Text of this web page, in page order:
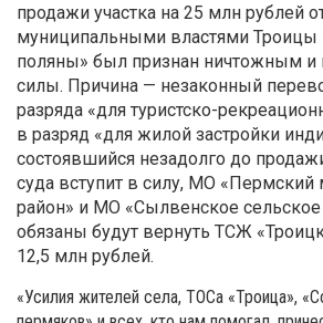
продажи участка на 25 млн рублей
муниципальными властями
поляны» был признан ничтожным
силы. Причина — незаконный
разряда «для туристско-
в разряд «для жилой застройки
состоявшийся незадолго до
суда вступит в силу, МО
район» и МО «Сылвенское сельское
обязаны будут вернуть ТСЖ
12,5 млн рублей.
«Усилия жителей села, ТОСа «Троица»,